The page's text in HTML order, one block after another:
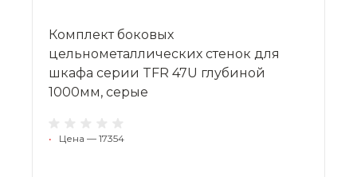
Комплект боковых
цельнометаллических стенок для
шкафа серии TFR 47U глубиной
1000мм, серые
• Цена — 17354